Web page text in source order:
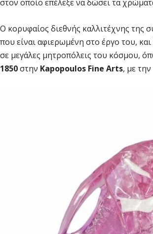
στον οποίο επέλεξε να δώσει τα
Ο κορυφαίος διεθνής καλλιτέχνης της
που είναι αφιερωμένη στο έργο του,
σε μεγάλες μητροπόλεις του κόσμου,
1850στην Kapopoulos Fine Arts, με